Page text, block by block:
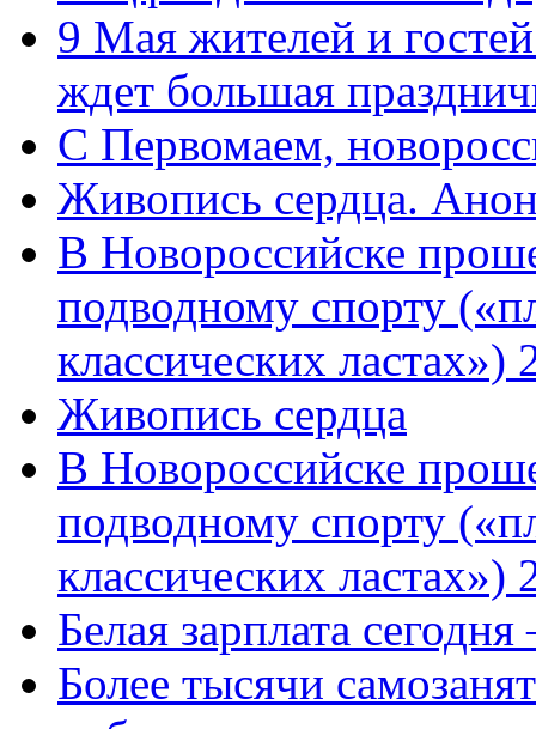
9 Мая жителей и
ждет большая
C Первомаем,
Живопись сердца.
В Новороссийске
подводному спорту
классических
Живопись сердца
В Новороссийске
подводному спорту
классических ластах»)
Белая зарплата
Более тысячи